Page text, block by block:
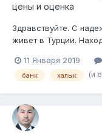
цены и оценка
Здравствуйте. С
живет в Турции.
Через пару дней
проблем принял,
11 Января 2019
банк халык (и